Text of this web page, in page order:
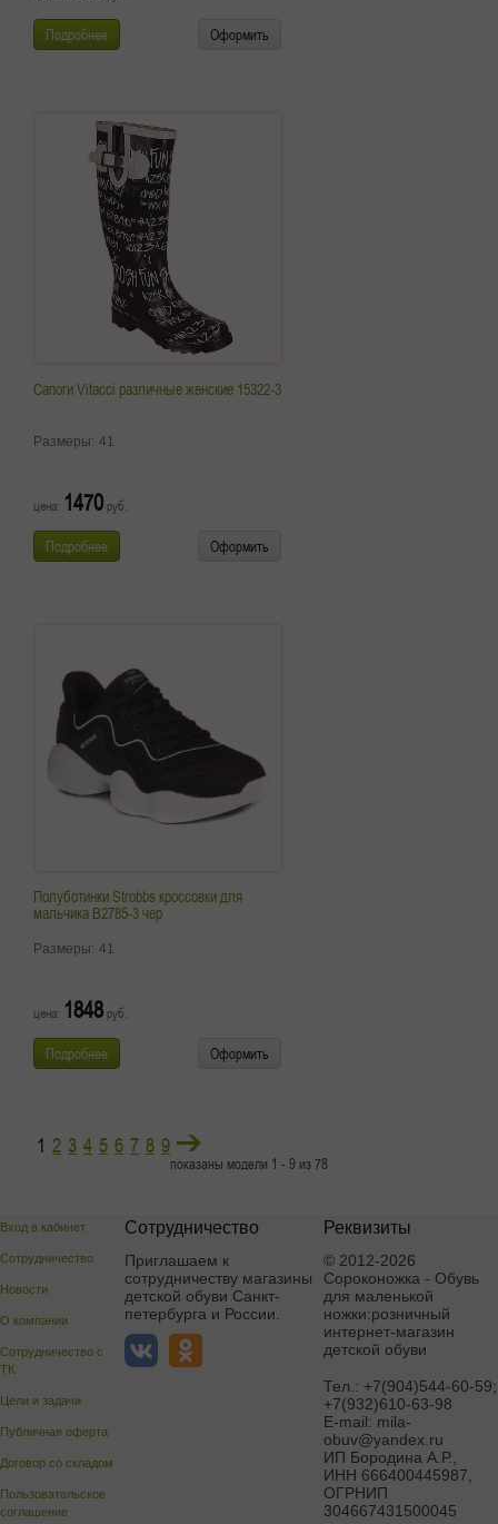
Подробнее Оформить
Сапоги Vitacci различные женские 15322-3
Размеры: 41
цена: 1470 руб.
Подробнее Оформить
Полуботинки Strobbs кроссовки для
мальчика B2785-3 чер
Размеры: 41
цена: 1848 руб.
Подробнее Оформить
1 2 3 4 5 6 7 8 9
показаны модели 1 - 9 из 78
Вход в кабинет
Сотрудничество
Новости
О компании
Сотрудничество с
ТК
Цели и задачи
Публичная оферта
Договор со складом
Пользовательское
соглашение
Сотрудничество
Приглашаем к
сотрудничеству магазины
детской обуви Санкт-
петербурга и России.
Реквизиты
© 2012-2026
Сороконожка - Обувь
для маленькой
ножки:розничный
интернет-магазин
детской обуви
Тел.: +7(904)544-60-59;
+7(932)610-63-98
E-mail: mila-
obuv@yandex.ru
ИП Бородина А.Р.
ИНН 666400445987,
ОГРНИП
304667431500045